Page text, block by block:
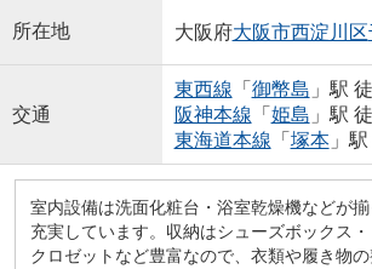
所在地 大阪府大阪市西淀川区
交通
東西線 「 御幣島 」駅
阪神本線 「 姫島 」駅
東海道本線 「 塚本」駅
室内設備は洗面化粧台・浴室乾燥機などが
充実しています。収納はシューズボックス・
クロゼットなど豊富なので、衣類や履き物